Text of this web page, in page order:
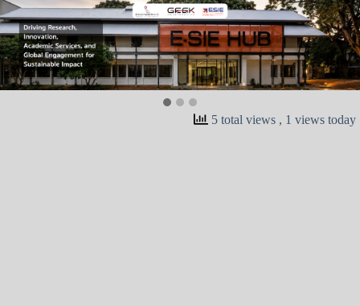
5 total views , 1 views today